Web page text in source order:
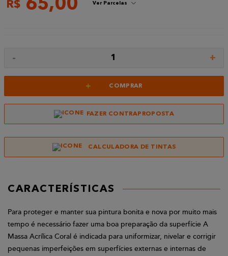
R$ 65,00 Ver Parcelas
- 1 +
+ COMPRAR
FAZER CONTRAPROPOSTA
CALCULADORA DE TINTAS
CARACTERÍSTICAS
Para proteger e manter sua pintura bonita e nova por muito mais
tempo é necessário fazer uma boa preparação da superfície A
Massa Acrílica Coral é indicada para uniformizar, nivelar e corrigir
pequenas imperfeições em superfícies externas e internas de